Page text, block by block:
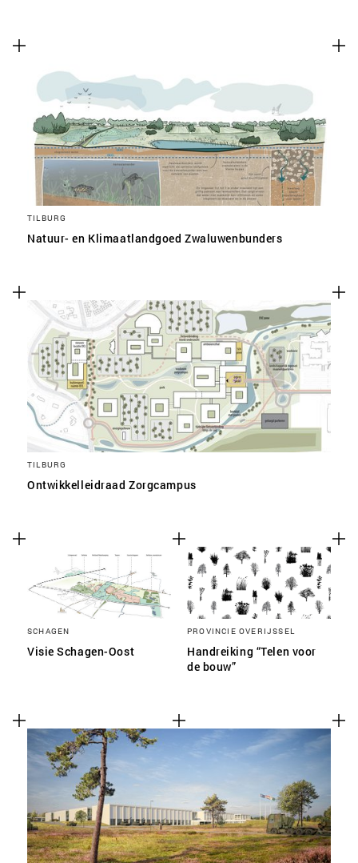
TILBURG
Natuur- en Klimaatlandgoed Zwaluwenbunders
TILBURG
Ontwikkelleidraad Zorgcampus
SCHAGEN
Visie Schagen-Oost
PROVINCIE OVERIJSSEL
Handreiking “Telen voor
de bouw”